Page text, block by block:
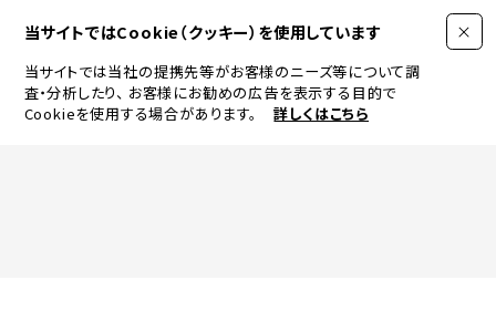
当サイトではCookie（クッキー）を使用しています
当サイトでは当社の提携先等がお客様のニーズ等について調
査・分析したり、 お客様にお勧めの広告を表示する目的で
Cookieを使用する場合があります。
詳しくはこちら